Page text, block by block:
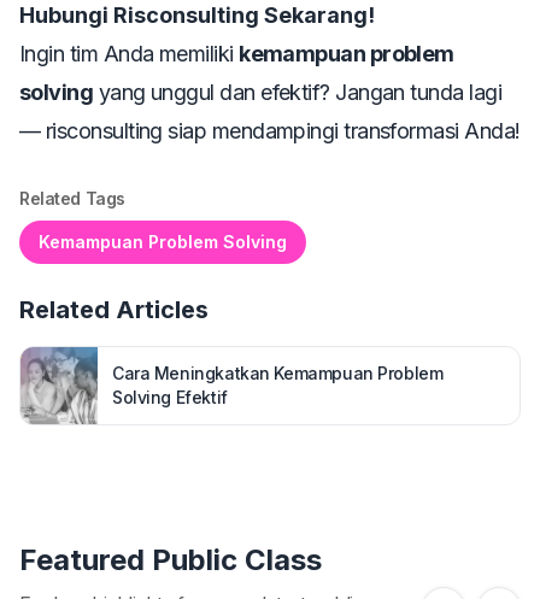
Hubungi Risconsulting Sekarang!
Ingin tim Anda memiliki kemampuan problem
solving yang unggul dan efektif? Jangan tunda lagi
— risconsulting siap mendampingi transformasi Anda!
Related Tags
Kemampuan Problem Solving
Related Articles
Cara Meningkatkan Kemampuan Problem
Solving Efektif
Featured Public Class